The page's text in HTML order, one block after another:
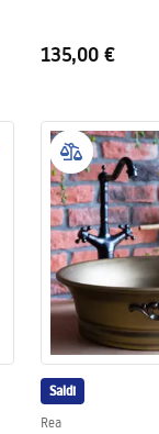
135,00 €
Saldi
Rea